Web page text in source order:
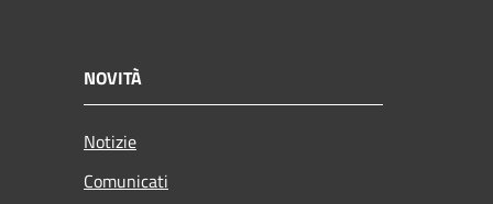
NOVITÀ
Notizie
Comunicati